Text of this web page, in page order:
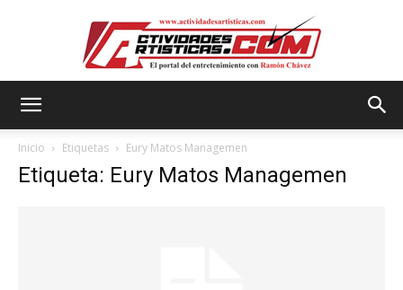
Inicio Etiquetas Eury Matos Managemen
Etiqueta: Eury Matos Managemen